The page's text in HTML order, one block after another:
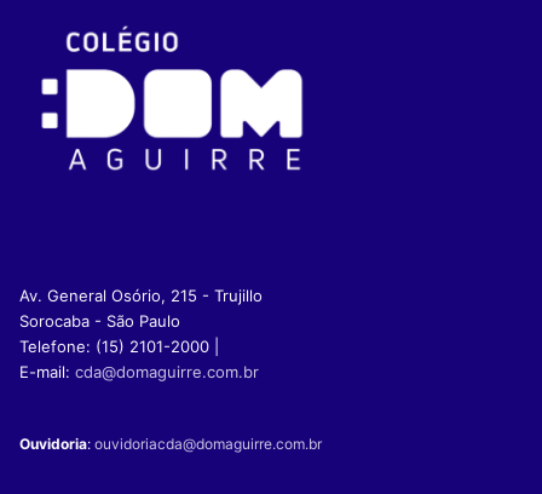
Av. General Osório, 215 - Trujillo
Sorocaba - São Paulo
Telefone: (15) 2101-2000 |
E-mail: cda@domaguirre.com.br
Ouvidoria: ouvidoriacda@domaguirre.com.br